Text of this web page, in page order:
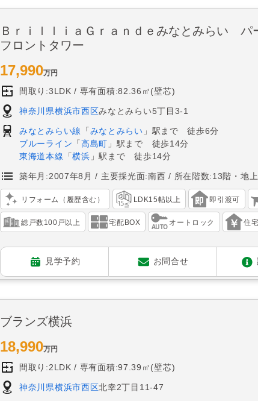
ＢｒｉｌｌｉａＧｒａｎｄｅみなとみらい パ
フロントタワー
17,990万円
間取り:3LDK 専有面積:82.36㎡(壁芯)
神奈川県横浜市西区みなとみらい5丁目3-1
みなとみらい線 「 みなとみらい 」駅まで 徒歩6分
ブルーライン 「 高島町 」駅まで 徒歩14分
東海道本線 「横浜 」駅まで 徒歩14分
築年月:2007年8月 主要採光面:南西 所在階数:13階・地
リフォーム（履歴含む） LDK15帖以上 即引渡可
総戸数100戸以上 宅配BOX オートロック 住
見学予約 お問合せ
ブランズ横浜
18,990万円
間取り:2LDK 専有面積:97.39㎡(壁芯)
神奈川県横浜市西区北幸2丁目11-47